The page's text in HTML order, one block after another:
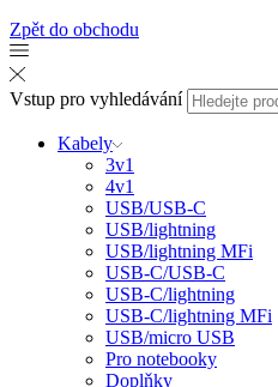
Zpět do obchodu
Vstup pro vyhledávání
Kabely
3v1
4v1
USB/USB-C
USB/lightning
USB/lightning MFi
USB-C/USB-C
USB-C/lightning
USB-C/lightning MFi
USB/micro USB
Pro notebooky
Doplňky